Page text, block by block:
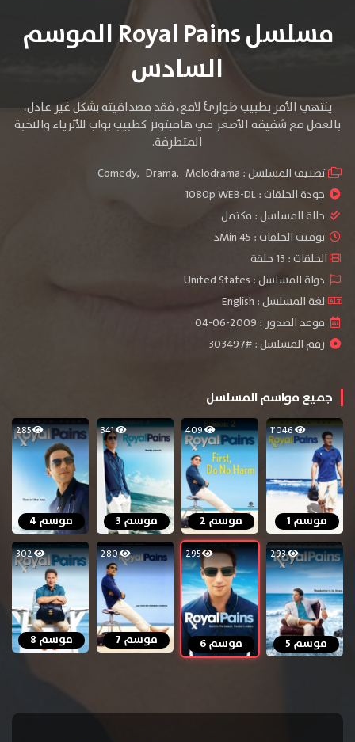
مسلسل Royal Pains الموسم
السادس
ينتهي الأمر بطبيب طوارئ لامع، فقد مصداقيته بشكل غير عادل،
بالعمل مع شقيقه الأصغر في هامبتونز كطبيب بواب للأثرياء والنخبة
المتطرفة.
تصنيف المسلسل : Comedy, Drama, Melodrama
جودة الحلقات :1080p WEB-DL
حالة المسلسل : مكتمل
توقيت الحلقات : 45 Minد
الحلقات : 13 حلقة
دولة المسلسل : United States
لغة المسلسل : English
موعد الصدور : 2009-06-04
رقم المسلسل : #303497
جميع مواسم المسلسل
1٬046
موسم 1
409
موسم 2
341
موسم 3
285
موسم 4
293
موسم 5
295
موسم 6
280
موسم 7
302
موسم 8